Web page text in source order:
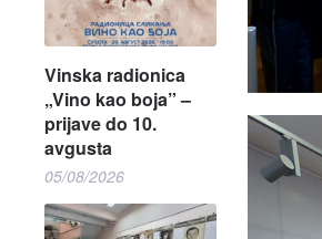
Vinska radionica
„Vino kao boja” –
prijave do 10.
avgusta
05/08/2026